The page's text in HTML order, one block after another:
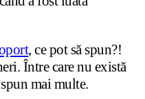
, ce pot să spun?!
Între care nu există
mai multe.